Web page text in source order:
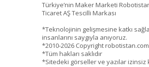
Türkiye’nin Maker Marketi
Ticaret AŞ Tescilli Markası
*Teknolojinin gelişmesine katkı
insanlarını saygıyla anıyoruz.
*2010-2026 Copyright robotistan.com
*Tüm hakları saklıdır
*Sitedeki görseller ve yazılar izinsiz